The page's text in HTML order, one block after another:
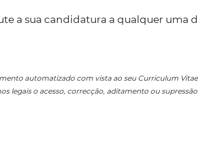
a sua candidatura a qualquer uma
automatizado com vista ao seu Curriculum
legais o acesso, correcção, aditamento ou